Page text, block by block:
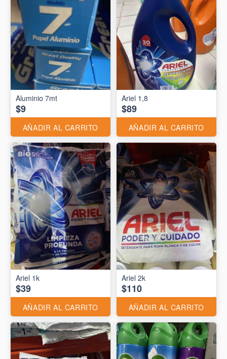
Aluminio 7mt
$9
AÑADIR AL CARRITO
Ariel 1,8
$89
AÑADIR AL CARRITO
Ariel 1k
$39
AÑADIR AL CARRITO
Ariel 2k
$110
AÑADIR AL CARRITO